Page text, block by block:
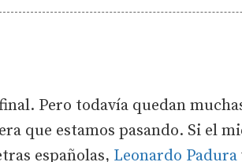
Pero todavía quedan
que estamos pasando. Si el
españolas, Leonardo Padura